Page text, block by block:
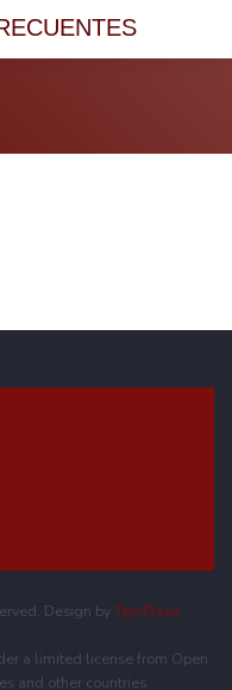
Design byTemPlaza
a limited license from Open
and other countries.